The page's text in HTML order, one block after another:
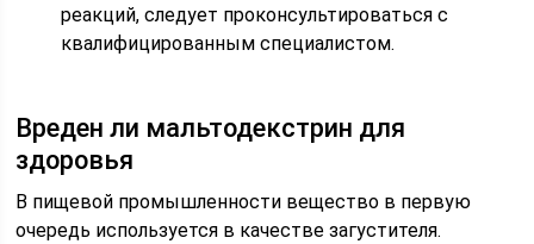
реакций, следует проконсультироваться с
квалифицированным специалистом.
Вреден ли мальтодекстрин для
здоровья
В пищевой промышленности вещество в первую
очередь используется в качестве загустителя.